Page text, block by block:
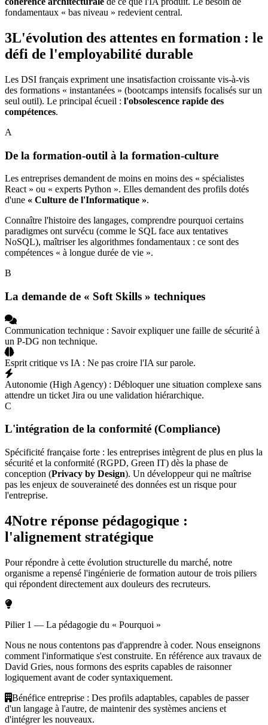
fondamentaux « bas niveau » redevient central.
3L'évolution des attentes en formation : le
défi de l'employabilité durable
Les DSI français expriment une insatisfaction croissante vis-à-vis
des formations « instantanées » (bootcamps intensifs focalisés sur un
seul outil). Le principal écueil : l'obsolescence rapide des
compétences.
A
De la formation-outil à la formation-culture
Les entreprises demandent de moins en moins des « spécialistes
React » ou « experts Python ». Elles demandent des profils dotés
d'une « Culture de l'Informatique ».
Connaître l'histoire des langages, comprendre pourquoi certains
paradigmes ont survécu (comme le SQL face aux tentatives
NoSQL), maîtriser les algorithmes fondamentaux : ce sont des
compétences « à longue durée de vie ».
B
La demande de « Soft Skills » techniques
Communication technique : Savoir expliquer une faille de sécurité à
un P-DG non technique.
Esprit critique vs IA : Ne pas croire l'IA sur parole.
Autonomie (High Agency) : Débloquer une situation complexe sans
attendre un ticket Jira ou une validation hiérarchique.
C
L'intégration de la conformité (Compliance)
Spécificité française forte : les entreprises intègrent de plus en plus la
sécurité et la conformité (RGPD, Green IT) dès la phase de
conception (Privacy by Design). Un développeur qui ne maîtrise
pas les enjeux de souveraineté des données est un risque pour
l'entreprise.
4Notre réponse pédagogique :
l'alignement stratégique
Pour répondre à cette évolution structurelle du marché, notre
organisme a repensé l'ingénierie de formation autour de trois piliers
qui répondent directement aux douleurs des recruteurs.
Pilier 1 — La pédagogie du « Pourquoi »
Nous ne nous contentons pas d'apprendre à coder. Nous enseignons
comment l'informatique s'est construite. En référence aux travaux de
David Gries, nous formons des esprits capables de raisonner
logiquement avant de coder syntaxiquement.
Bénéfice entreprise : Des profils adaptables, capables de passer
d'un langage à l'autre, de maintenir des systèmes anciens et
d'intégrer les nouveaux.